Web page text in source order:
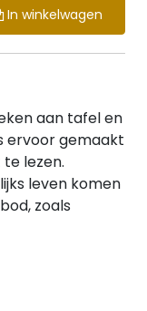
In winkelwagen
aan tafel en
ervoor gemaakt
lezen.
leven komen
zoals